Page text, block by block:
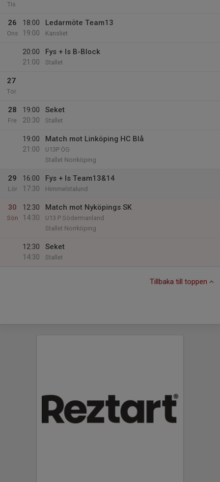
Tis
26
Ons
18:00
19:00
Ledarmöte Team13
Kansliet
20:00
21:00
Fys + Is B-Block
Stallet
27
Tor
28
Fre
19:00
20:30
Seket
Stallet
19:00
21:00
Match mot Linköping HC Blå
U13P ÖG
Stallet Norrköping
29
Lör
16:00
17:30
Fys + Is Team13&14
Himmelstalund
30
Sön
12:30
14:30
Match mot Nyköpings SK
U13 P Södermanland
Stallet Norrköping
12:30
14:30
Seket
Stallet
Tillbaka till toppen